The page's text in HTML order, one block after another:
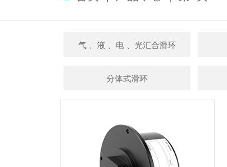
气 、液 、电 、光汇合滑环
分体式滑环